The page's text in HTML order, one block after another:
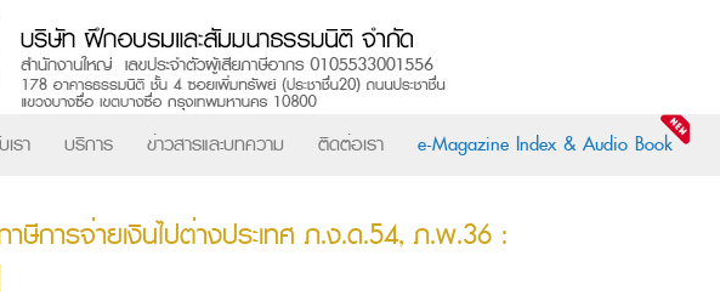
รา บริการ ข่าวสารและบทความ ติดต่อเรา e-Magazine Index & Audio Book
าษีการจ่ายเงินไปต่างประเทศ ภ.ง.ด.54, ภ.พ.36 :